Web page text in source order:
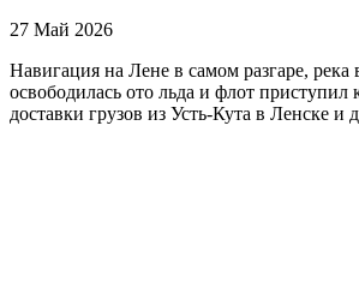
27 Май 2026
Навигация на Лене в самом разгаре, река
освободилась ото льда и флот приступил
доставки грузов из Усть-Кута в Ленске и